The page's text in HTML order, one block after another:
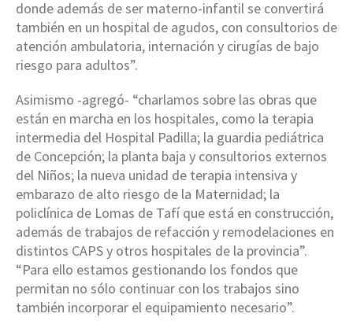
donde además de ser materno-infantil se convertirá
también en un hospital de agudos, con consultorios de
atención ambulatoria, internación y cirugías de bajo
riesgo para adultos”.
Asimismo -agregó- “charlamos sobre las obras que
están en marcha en los hospitales, como la terapia
intermedia del Hospital Padilla; la guardia pediátrica
de Concepción; la planta baja y consultorios externos
del Niños; la nueva unidad de terapia intensiva y
embarazo de alto riesgo de la Maternidad; la
policlínica de Lomas de Tafí que está en construcción,
además de trabajos de refacción y remodelaciones en
distintos CAPS y otros hospitales de la provincia”.
“Para ello estamos gestionando los fondos que
permitan no sólo continuar con los trabajos sino
también incorporar el equipamiento necesario”.